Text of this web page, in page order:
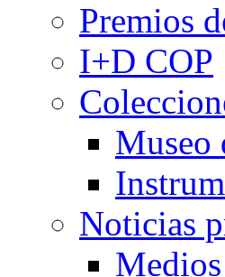
Premios
I+D COP
Museo
Noticias